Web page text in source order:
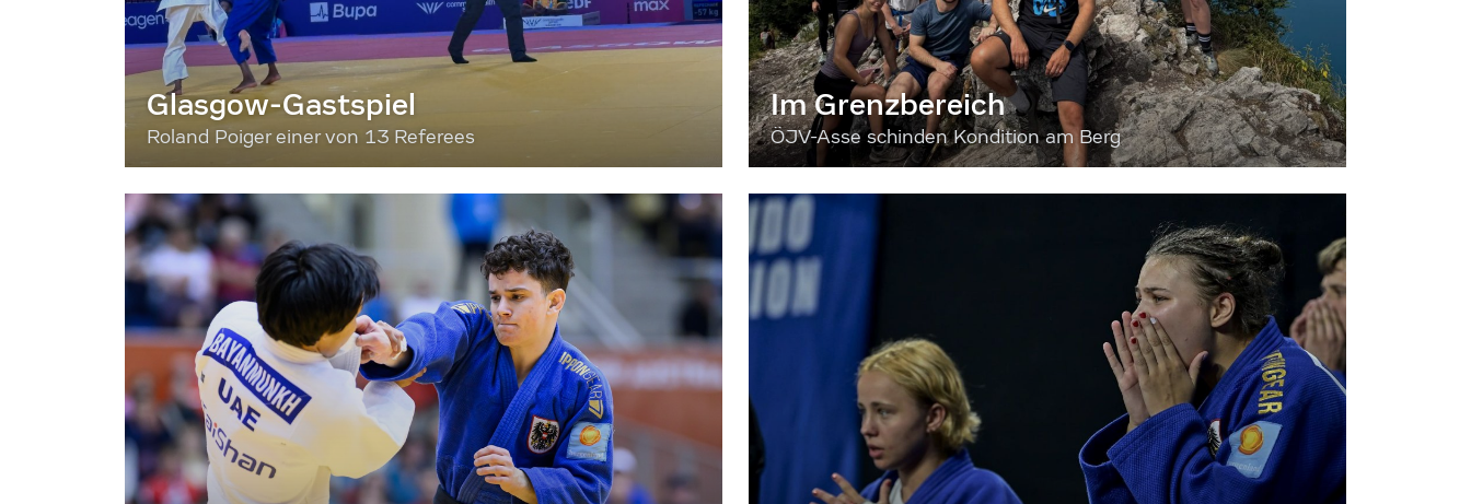
Glasgow-Gastspiel
Roland Poiger einer von 13 Referees
Im Grenzbereich
ÖJV-Asse schinden Kondition am Berg